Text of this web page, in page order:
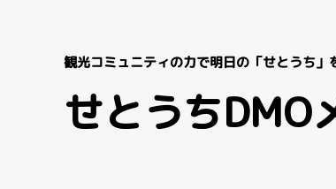
観光コミュニティの力で明日の「せとうち」
せとうちDMO